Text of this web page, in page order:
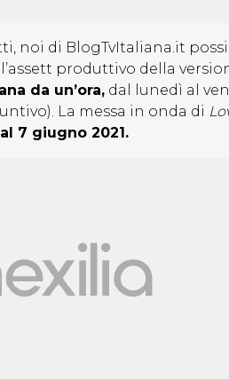
noi di BlogTvItaliana.it
produttivo della
da un’ora, dal lunedì al
La messa in onda di
7 giugno 2021.